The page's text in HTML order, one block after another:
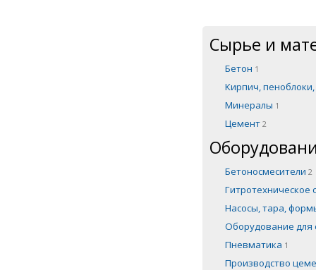
Сырье и
Бетон 1
Кирпич,
Минералы 1
Цемент 2
Бетоносмесители 2
Насосы, тара,
Оборудование для
Пневматика 1
Производство